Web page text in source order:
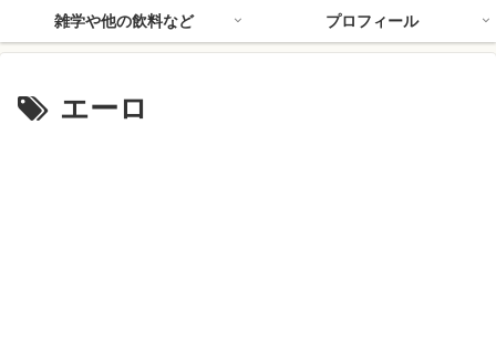
雑学や他の飲料など
プロフィール
エーロ